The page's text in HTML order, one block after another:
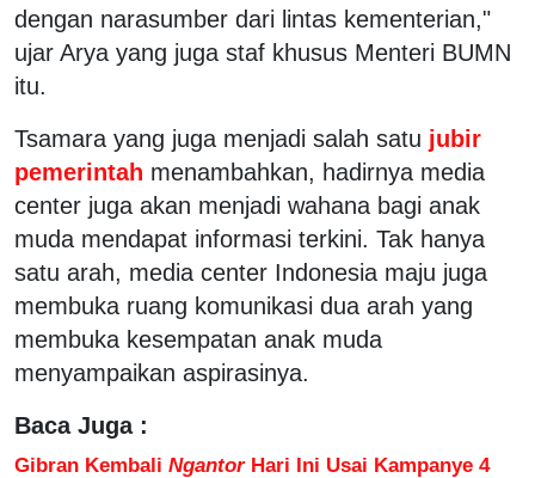
dengan narasumber dari lintas kementerian,"
ujar Arya yang juga staf khusus Menteri BUMN
itu.
Tsamara yang juga menjadi salah satu jubir
pemerintah menambahkan, hadirnya media
center juga akan menjadi wahana bagi anak
muda mendapat informasi terkini. Tak hanya
satu arah, media center Indonesia maju juga
membuka ruang komunikasi dua arah yang
membuka kesempatan anak muda
menyampaikan aspirasinya.
Baca Juga :
Gibran Kembali NgantorHari Ini Usai Kampanye 4